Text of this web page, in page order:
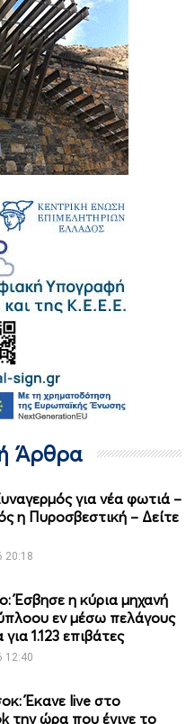
Άρθρα
για νέα φωτιά –
η Πυροσβεστική – Δείτε
20:18
Έσβησε η κύρια μηχανή
εν μέσω πελάγους
1.123 επιβάτες
12:40
Έκανε live στο
την ώρα που έγινε το